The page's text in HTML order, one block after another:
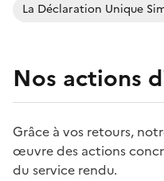
La Déclaration Unique
Nos actions
Grâce à vos retours,
œuvre des actions
du service rendu.